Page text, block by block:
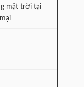
mặt trời tại